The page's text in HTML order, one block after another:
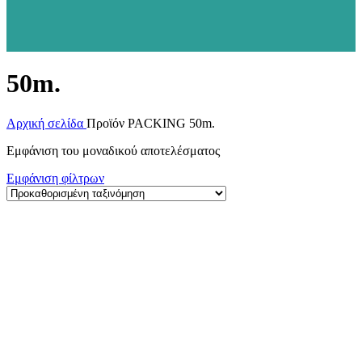
50m.
Αρχική σελίδα Προϊόν PACKING 50m.
Εμφάνιση του μοναδικού αποτελέσματος
Εμφάνιση φίλτρων